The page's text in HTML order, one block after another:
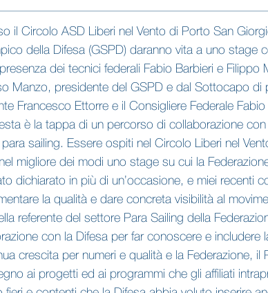
il Circolo ASD Liberi nel Vento di Porto San
della Difesa (GSPD) daranno vita a uno stage
dei tecnici federali Fabio Barbieri e Filippo
Manzo, presidente del GSPD e dal Sottocapo di
Francesco Ettorre e il Consigliere Federale
è la tappa di un percorso di collaborazione
sailing. Essere ospiti nel Circolo Liberi nel
migliore dei modi uno stage su cui la
dichiarato in più di un’occasione, e miei recenti
la qualità e dare concreta visibilità al
referente del settore Para Sailing della
con la Difesa per far conoscere e includere
crescita per numeri e qualità e la Federazione, il
ai progetti ed ai programmi che gli affiliati